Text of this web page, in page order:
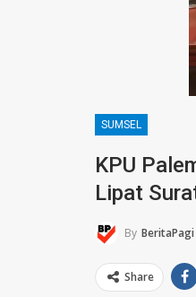
SUMSEL
KPU
Lipat
By BeritaPagi
Share